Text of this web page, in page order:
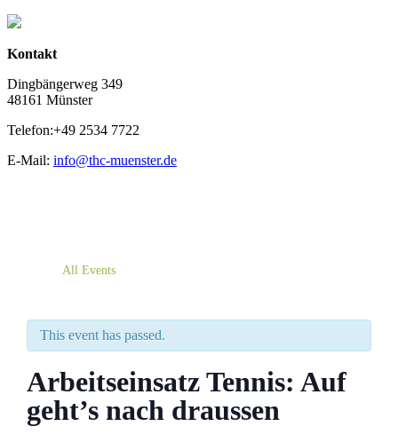
Kontakt
Dingbängerweg 349
48161 Münster
Telefon:+49 2534 7722
E-Mail: info@thc-muenster.de
All Events
This event has passed.
Arbeitseinsatz Tennis: Auf
geht’s nach draussen